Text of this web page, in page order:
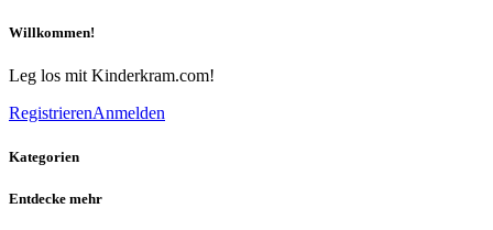
Willkommen!
Leg los mit Kinderkram.com!
RegistrierenAnmelden
Kategorien
Entdecke mehr